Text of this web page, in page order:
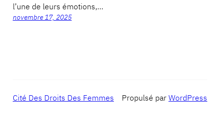
l’une de leurs émotions,…
novembre 17, 2025
Cité Des Droits Des Femmes Propulsé parWordPress